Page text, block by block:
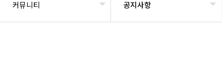
커뮤니티 공지사항